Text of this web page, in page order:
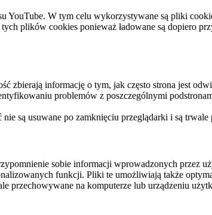
YouTube. W tym celu wykorzystywane są pliki
plików cookies ponieważ ładowane są dopiero
zbierają informację o tym, jak często strona jest
problemów z poszczególnymi
są usuwane po zamknięciu przeglądarki i są
sobie informacji wprowadzonych przez
funkcji. Pliki te umożliwiają także
przechowywane na komputerze lub urządzeniu